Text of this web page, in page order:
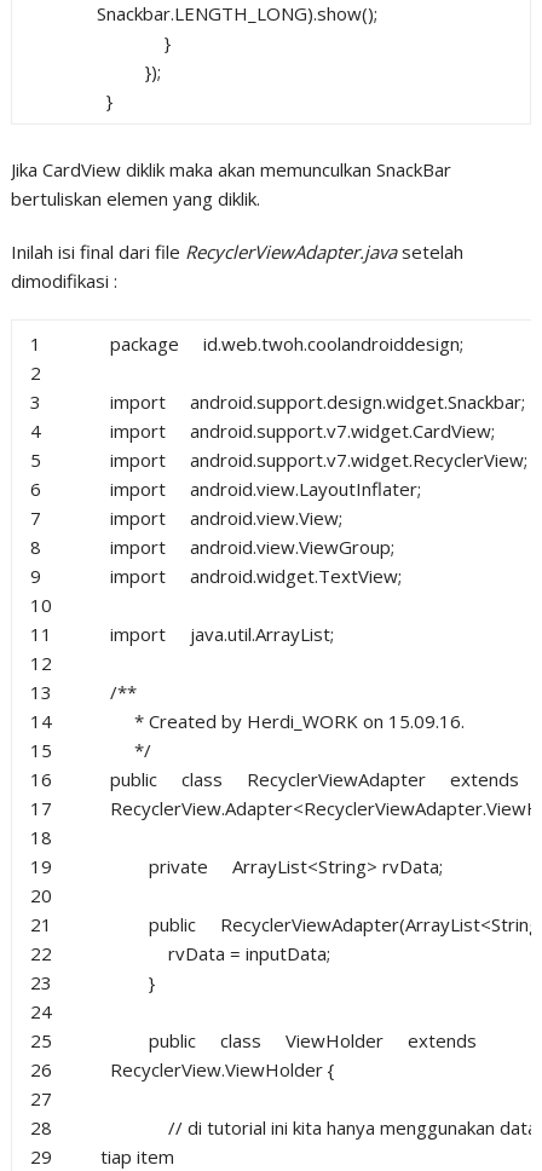
Snackbar.LENGTH_LONG).show();
}
});
}
Jika CardView diklik maka akan memunculkan SnackBar
bertuliskan elemen yang diklik.
Inilah isi final dari file RecyclerViewAdapter.javasetelah
dimodifikasi :
1
2
3
4
5
6
7
8
9
10
11
12
13
14
15
16
17
18
19
20
21
22
23
24
25
26
27
28
29
package id.web.twoh.coolandroiddesign;
import
android.support.design.widget.Snackbar;
import
android.support.v7.widget.CardView;
import
android.support.v7.widget.RecyclerView;
import
android.view.LayoutInflater;
import
android.view.View;
import
android.view.ViewGroup;
import
android.widget.TextView;
import java.util.ArrayList;
/**
* Created by Herdi_WORK on 15.09.16.
*/
public
class RecyclerViewAdapter
extends
private ArrayList<String> rvData;
public
rvData = inputData;
}
public class ViewHolder
extends
RecyclerView.ViewHolder {
// di tutorial ini kita hanya menggunakan
tiap item